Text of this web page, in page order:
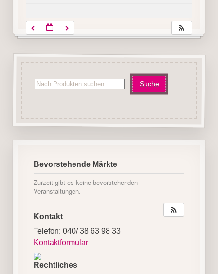
Bevorstehende Märkte
Zurzeit gibt es keine bevorstehenden
Veranstaltungen.
Kontakt
Telefon: 040/ 38 63 98 33
Kontaktformular
Rechtliches